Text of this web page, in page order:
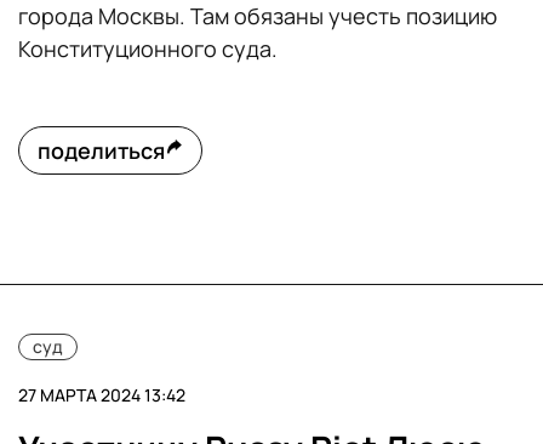
города Москвы. Там обязаны учесть позицию
Конституционного суда.
поделиться
суд
27 МАРТА 2024 13:42